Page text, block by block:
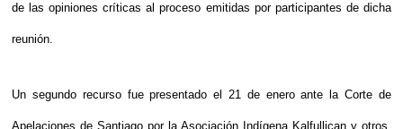
de las opiniones críticas al proceso emitidas por participantes de dicha
reunión.
Un segundo recurso fue presentado el 21 de enero ante la Corte de
Apelaciones de Santiago por la Asociación Indígena Kalfullican y otros,